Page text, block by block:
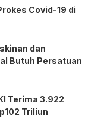
Covid-19 di
dan
Butuh Persatuan
Terima 3.922
Triliun